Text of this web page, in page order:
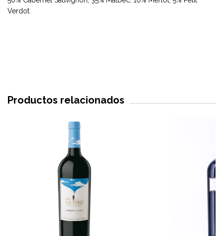
Verdot.
Productos relacionados